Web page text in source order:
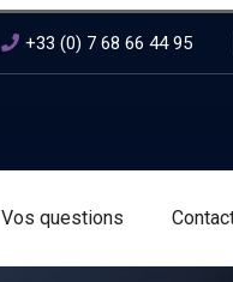
+33 (0) 7 68 66 44 95
Vos questions